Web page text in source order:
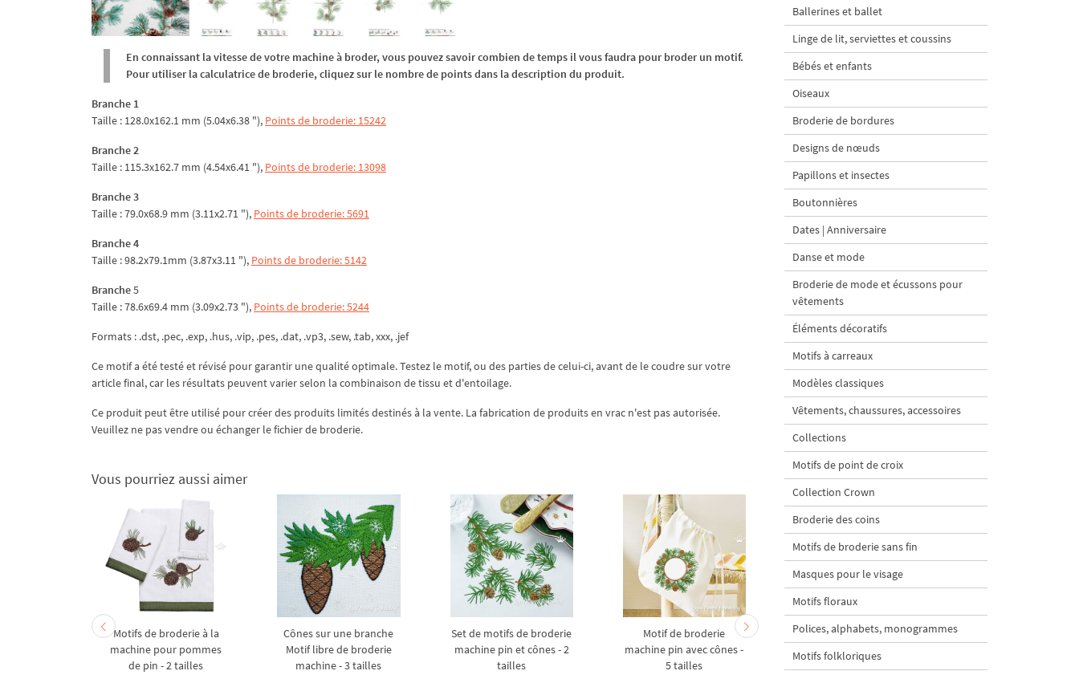
En connaissant la vitesse de votre machine à broder, vous pouvez savoir combien de temps il vous faudra pour broder un motif.
Pour utiliser la calculatrice de broderie, cliquez sur le nombre de points dans la description du produit.
Branche 1
Taille : 128.0x162.1 mm (5.04x6.38 "), Points de broderie: 15242
Branche 2
Taille : 115.3x162.7 mm (4.54x6.41 "), Points de broderie: 13098
Branche 3
Taille : 79.0x68.9 mm (3.11x2.71 "), Points de broderie: 5691
Branche 4
Taille : 98.2x79.1mm (3.87x3.11 "), Points de broderie: 5142
Branche5
Taille : 78.6x69.4 mm (3.09x2.73 "), Points de broderie: 5244
Formats : .dst, .pec, .exp, .hus, .vip, .pes, .dat, .vp3, .sew, .tab, xxx, .jef
Ce motif a été testé et révisé pour garantir une qualité optimale. Testez le motif, ou des parties de celui-ci, avant de le coudre sur votre
article final, car les résultats peuvent varier selon la combinaison de tissu et d'entoilage.
Ce produit peut être utilisé pour créer des produits limités destinés à la vente. La fabrication de produits en vrac n'est pas autorisée.
Veuillez ne pas vendre ou échanger le fichier de broderie.
Vous pourriez aussi aimer
Motifs de broderie à la
machine pour pommes
de pin - 2 tailles
Cônes sur une branche
Motif libre de broderie
machine - 3 tailles
Set de motifs de broderie
machine pin et cônes - 2
tailles
Motif de broderie
machine pin avec cônes -
5 tailles
Set de motifs pour la
broderie machine de
cônes - 2 tailles
Ballerines et ballet
Linge de lit, serviettes et coussins
Bébés et enfants
Oiseaux
Broderie de bordures
Designs de nœuds
Papillons et insectes
Boutonnières
Dates | Anniversaire
Danse et mode
Broderie de mode et écussons pour
vêtements
Éléments décoratifs
Motifs à carreaux
Modèles classiques
Vêtements, chaussures, accessoires
Collections
Motifs de point de croix
Collection Crown
Broderie des coins
Motifs de broderie sans fin
Masques pour le visage
Motifs floraux
Polices, alphabets, monogrammes
Motifs folkloriques